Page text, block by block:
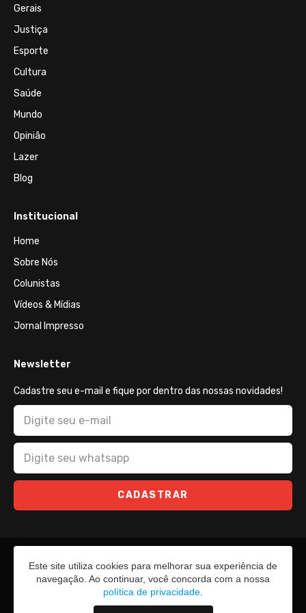
Gerais
Justiça
Esporte
Cultura
Saúde
Mundo
Opinião
Lazer
Blog
Institucional
Home
Sobre Nós
Colunistas
Vídeos & Mídias
Jornal Impresso
Newsletter
Cadastre seu e-mail e fique por dentro das nossas novidades!
CADASTRAR
Este site utiliza cookies para melhorar sua experiência de
navegação. Ao continuar, você concorda com a nossa
política de privacidade